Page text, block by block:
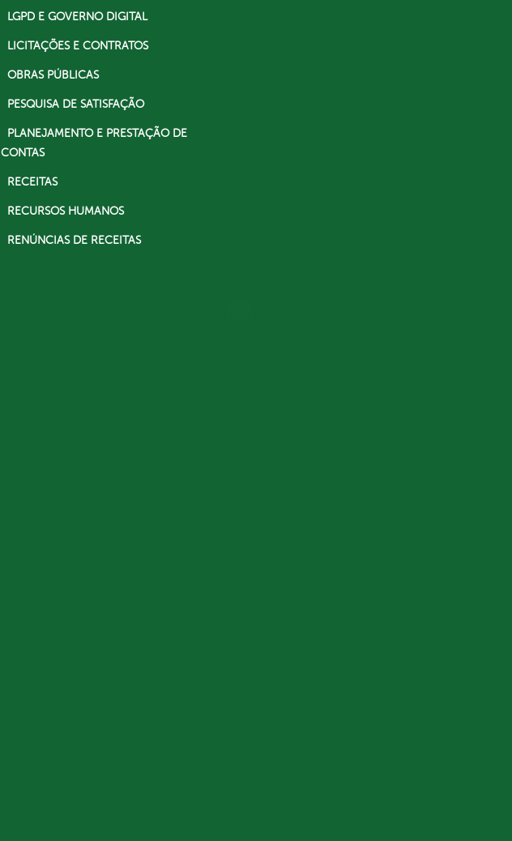
LGPD E GOVERNO DIGITAL
LICITAÇÕES E CONTRATOS
OBRAS PÚBLICAS
PESQUISA DE SATISFAÇÃO
PLANEJAMENTO E PRESTAÇÃO DE
CONTAS
RECEITAS
RECURSOS HUMANOS
RENÚNCIAS DE RECEITAS